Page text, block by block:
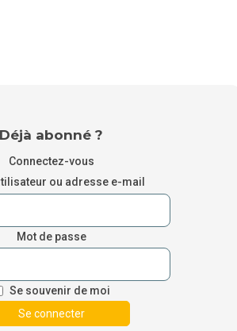
Déjà abonné ?
Connectez-vous
ou adresse e-mail
Mot de passe
Se souvenir de moi